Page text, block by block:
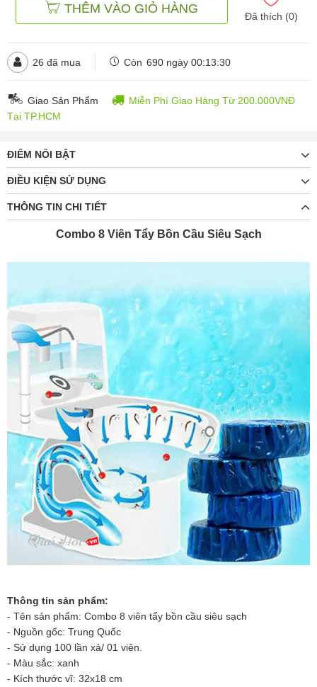
THÊM VÀO GIỎ HÀNG
Đã thích (0)
26 đã mua Còn 690 ngày 00:13:28
Giao Sản Phẩm
Miễn Phí Giao Hàng Từ 200.000VNĐ
Tại TP.HCM
ĐIỂM NỔI BẬT
ĐIỀU KIỆN SỬ DỤNG
THÔNG TIN CHI TIẾT
Combo 8 Viên Tẩy Bồn Cầu Siêu Sạch
Thông tin sản phẩm:
- Tên sản phẩm: Combo 8 viên tẩy bồn cầu siêu sạch
- Nguồn gốc: Trung Quốc
- Sử dụng 100 lần xả/ 01 viên.
- Màu sắc: xanh
- Kích thước vĩ: 32x18 cm